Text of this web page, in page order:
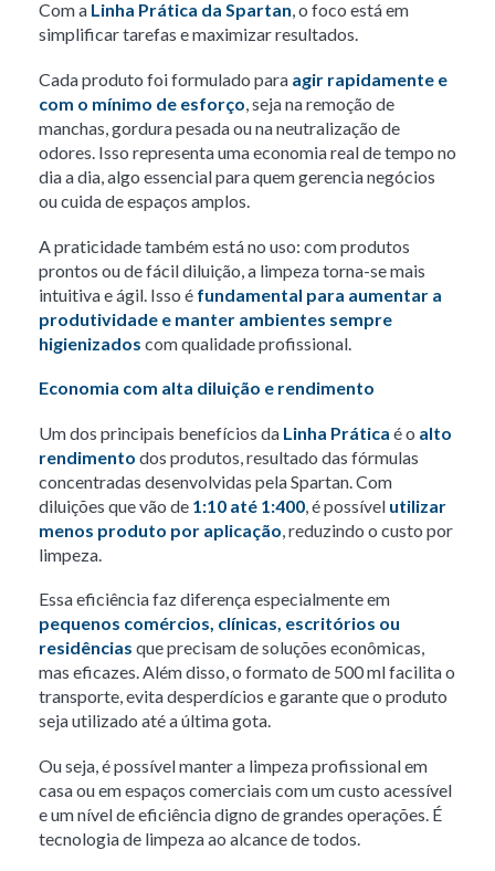
Com a Linha Prática da Spartan, o foco está em
simplificar tarefas e maximizar resultados.
Cada produto foi formulado para agir rapidamente e
com o mínimo de esforço, seja na remoção de
manchas, gordura pesada ou na neutralização de
odores. Isso representa uma economia real de tempo no
dia a dia, algo essencial para quem gerencia negócios
ou cuida de espaços amplos.
A praticidade também está no uso: com produtos
prontos ou de fácil diluição, a limpeza torna-se mais
intuitiva e ágil. Isso é fundamental para aumentar a
produtividade e manter ambientes sempre
higienizados com qualidade profissional.
Economia com alta diluição e rendimento
Um dos principais benefícios da Linha Prática é o alto
rendimento dos produtos, resultado das fórmulas
concentradas desenvolvidas pela Spartan. Com
diluições que vão de 1:10 até 1:400 , é possível utilizar
menos produto por aplicação , reduzindo o custo por
limpeza.
Essa eficiência faz diferença especialmente em
pequenos comércios, clínicas, escritórios ou
residências que precisam de soluções econômicas,
mas eficazes. Além disso, o formato de 500 ml facilita o
transporte, evita desperdícios e garante que o produto
seja utilizado até a última gota.
Ou seja, é possível manter a limpeza profissional em
casa ou em espaços comerciais com um custo acessível
e um nível de eficiência digno de grandes operações. É
tecnologia de limpeza ao alcance de todos.